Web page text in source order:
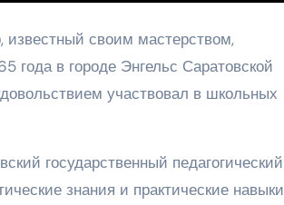
известный своим мастерством,
года в городе Энгельс Саратовской
участвовал в школьных
государственный педагогический
знания и практические навыки